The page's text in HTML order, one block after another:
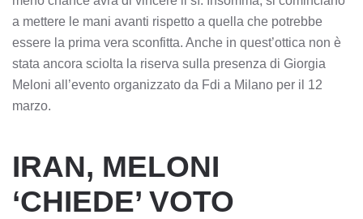
a mettere le mani avanti rispetto a quella che potrebbe
essere la prima vera sconfitta. Anche in quest’ottica non è
stata ancora sciolta la riserva sulla presenza di Giorgia
Meloni all’evento organizzato da Fdi a Milano per il 12
marzo.
IRAN, MELONI
‘CHIEDE’ VOTO